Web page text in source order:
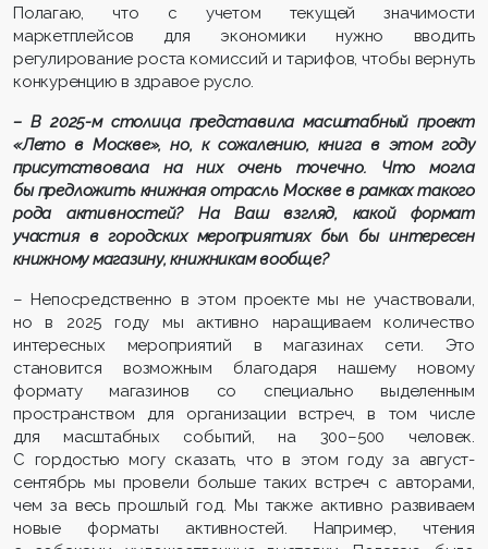
Полагаю, что с учетом текущей значимости
маркетплейсов для экономики нужно вводить
регулирование роста комиссий и тарифов, чтобы вернуть
конкуренцию в здравое русло.
– В 2025-м столица представила масштабный проект
«Лето в Москве», но, к сожалению, книга в этом году
присутствовала на них очень точечно. Что могла
бы предложить книжная отрасль Москве в рамках такого
рода активностей? На Ваш взгляд, какой формат
участия в городских мероприятиях был бы интересен
книжному магазину, книжникам вообще?
– Непосредственно в этом проекте мы не участвовали,
но в 2025 году мы активно наращиваем количество
интересных мероприятий в магазинах сети. Это
становится возможным благодаря нашему новому
формату магазинов со специально выделенным
пространством для организации встреч, в том числе
для масштабных событий, на 300–500 человек.
С гордостью могу сказать, что в этом году за август-
сентябрь мы провели больше таких встреч с авторами,
чем за весь прошлый год. Мы также активно развиваем
новые форматы активностей. Например, чтения